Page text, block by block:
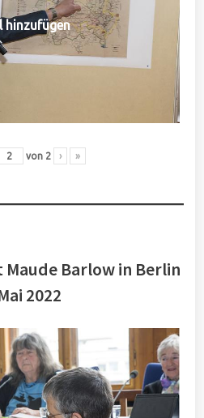
hinzufügen
von 2 › »
Barlow in Berlin
2022